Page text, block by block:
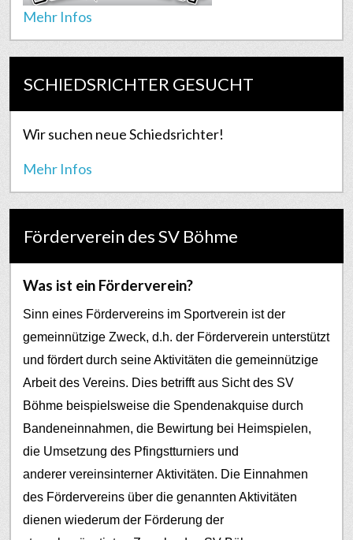
Mehr Infos
SCHIEDSRICHTER GESUCHT
Wir suchen neue Schiedsrichter!
Mehr Infos
Förderverein des SV Böhme
Was ist ein Förderverein?
Sinn eines Fördervereins im Sportverein ist der
gemeinnützige Zweck, d.h. der Förderverein unterstützt
und fördert durch seine Aktivitäten die gemeinnützige
Arbeit des Vereins. Dies betrifft aus Sicht des SV
Böhme beispielsweise die Spendenakquise durch
Bandeneinnahmen, die Bewirtung bei Heimspielen,
die Umsetzung des Pfingstturniers und
anderer vereinsinterner Aktivitäten. Die Einnahmen
des Fördervereins über die genannten Aktivitäten
dienen wiederum der Förderung der